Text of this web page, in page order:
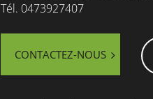
Tél. 0473927407
CONTACTEZ-NOUS